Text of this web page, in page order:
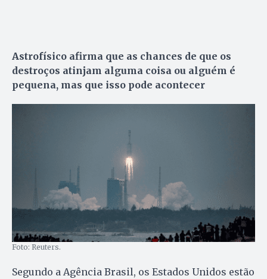
Astrofísico afirma que as chances de que os
destroços atinjam alguma coisa ou alguém é
pequena, mas que isso pode acontecer
Foto: Reuters.
Segundo a Agência Brasil, os Estados Unidos estão